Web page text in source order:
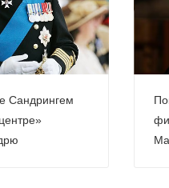
Сандрингем